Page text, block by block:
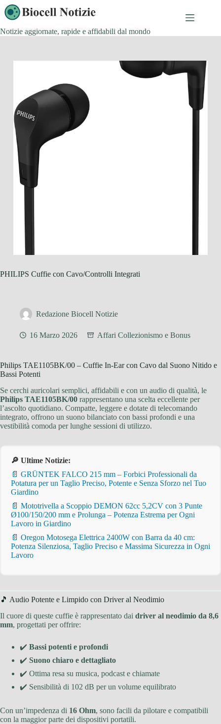
Salta
al
contenuto
Notizie aggiornate, rapide e affidabili dal mondo
PHILIPS Cuffie con Cavo/Controlli Integrati
Redazione Biocell Notizie
16 Marzo 2026 Affari Collezionismo e Bonus
Philips TAE1105BK/00 – Cuffie In-Ear con Cavo dal Suono Nitido e
Bassi Potenti
Se cerchi auricolari semplici, affidabili e con un audio di qualità, le
Philips TAE1105BK/00 rappresentano una scelta eccellente per
l’ascolto quotidiano. Compatte, leggere e dotate di telecomando
integrato, offrono un suono bilanciato con bassi profondi e una
vestibilità comoda per lunghe sessioni di utilizzo.
🔎 Ultime Notizie:
📄 GRÜNTEK FALCO 215 mm – Forbici Professionali da
Potatura per un Taglio Preciso, Potente e Senza Sforzo nel Tuo
Giardino
📄 Mototrivella a Scoppio DEMON 62cc 5,2CV con 3 Punte
Ø100/150/200 mm e Prolunga – Potenza Estrema per Ogni
Lavoro in Giardino
📄 Oregon Motosega Elettrica 2400W con Barra da 40 cm:
Potenza Silenziosa, Taglio Preciso e Massima Sicurezza in Ogni
Lavoro
🎵 Audio Potente e Limpido con Driver al Neodimio
Il cuore di queste cuffie è rappresentato dai driver al neodimio da 8,6
mm, progettati per offrire:
✔️ Bassi potenti e profondi
✔️ Suono chiaro e dettagliato
✔️ Ottima resa su musica, podcast e chiamate
✔️ Sensibilità di 102 dB per un volume equilibrato
Con un’impedenza di 16 Ohm, sono facili da pilotare e compatibili
con la maggior parte dei dispositivi portatili.